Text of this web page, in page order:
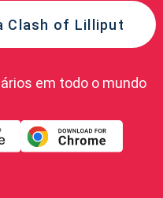
Clash of Lilliput
em todo o mundo